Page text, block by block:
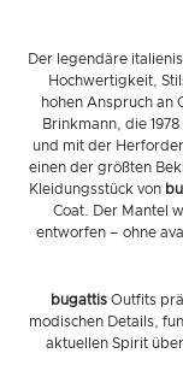
Der legendäre
Hochwertigkeit,
hohen Anspruch an
Brinkmann, die
und mit der
einen der größten
Kleidungsstück von
Coat. Der Mantel
entworfen – ohne
bugattisOutfits
modischen Details,
aktuellen Spirit